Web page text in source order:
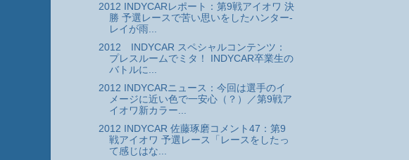
2012 INDYCARレポート：第9戦アイオワ 決
勝 予選レースで苦い思いをしたハンター-
レイが雨...
2012 INDYCAR スペシャルコンテンツ：
プレスルームでミタ！ INDYCAR卒業生の
バトルに...
2012 INDYCARニュース：今回は選手のイ
メージに近い色で一安心（？）／第9戦ア
イオワ新カラー...
2012 INDYCAR 佐藤琢磨コメント47：第9
戦アイオワ 予選レース「レースをしたっ
て感じはな...